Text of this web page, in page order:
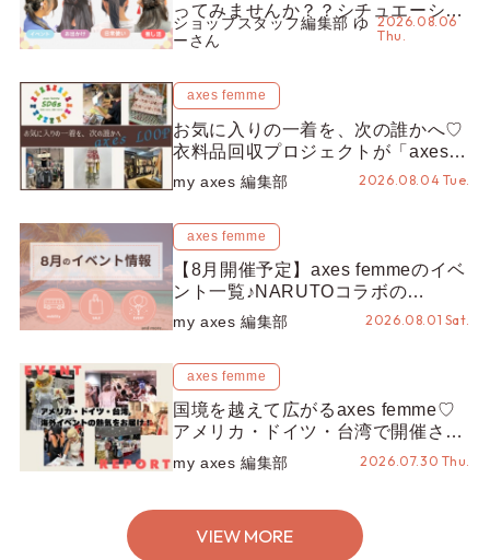
ってみませんか？？シチュエーショ
ン別“かんざし”のオススメ【ショッ
プスタッフ編集部】
ショップスタッフ編集部 ゆ
ーさん
2026.08.06
Thu.
axes femme
お気に入りの一着を、次の誰かへ♡
衣料品回収プロジェクトが「axes
LOOP」にアップデート！活用する
とポイントが手に入る◎
my axes 編集部 2026.08.04 Tue.
axes femme
【8月開催予定】axes femmeのイベ
ント一覧♪NARUTOコラボの
REZEN POPUPから、プチYour
Stage.、ティーパーティまで！8月
my axes 編集部 2026.08.01 Sat.
axes femme
国境を越えて広がるaxes femme♡
アメリカ・ドイツ・台湾で開催され
たイベントをお届け！美沙子さんか
らのコメントも♬【海外イベントレ
my axes 編集部 2026.07.30 Thu.
VIEW MORE